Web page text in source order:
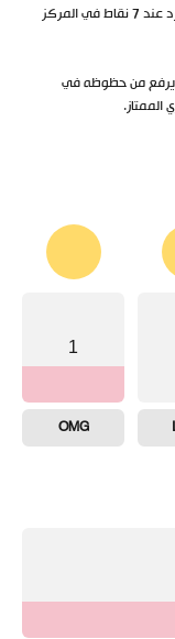
ترتيب الدوري الإنجليزي الممتاز، فيما تجمد رصيد برينتفورد عند 7 نقاط في المركز
ويرفع من حظوظه في
الممتاز.
1
OMG